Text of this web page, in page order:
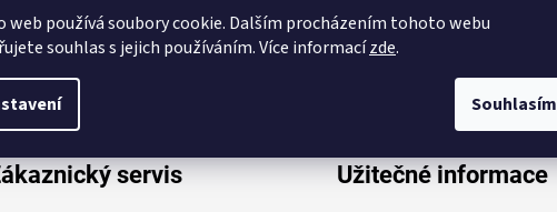
web používá soubory cookie. Dalším procházením tohoto webu
souhlas s jejich používáním. Více informacízde.
Souhlasím
servis Užitečné informace